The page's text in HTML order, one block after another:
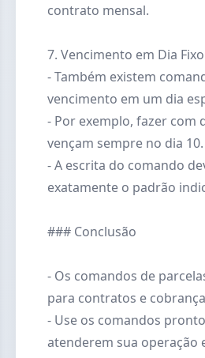
contrato mensal.
7. Vencimento em Dia
- Também existem
vencimento em um dia
- Por exemplo, fazer com
vençam sempre no dia 10.
- A escrita do comando
exatamente o padrão
### Conclusão
- Os comandos de
para contratos e
- Use os comandos
atenderem sua operação